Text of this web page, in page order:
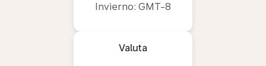
Invierno: GMT-8
Valuta